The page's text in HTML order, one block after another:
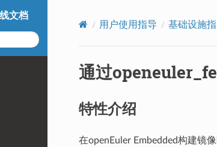
文档
用户使用指导 基础设施
通过
特性介绍
在openEuler Embedded构建镜